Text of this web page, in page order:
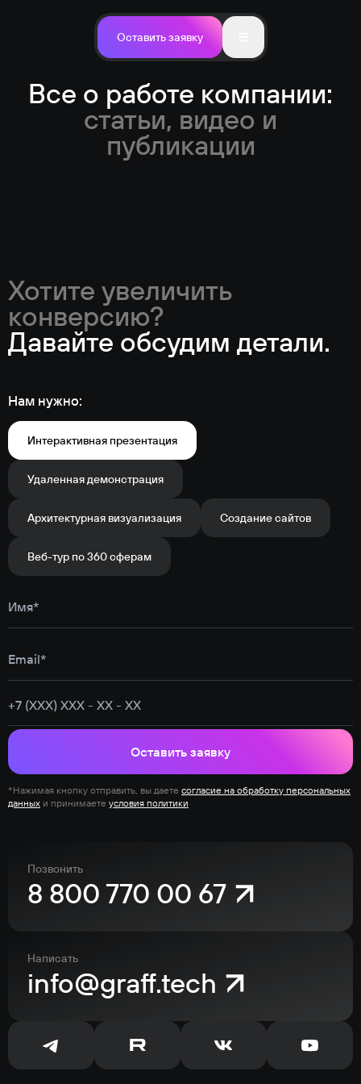
Оставить заявку
Все о работе компании:
статьи, видео и
публикации
Хотите увеличить
конверсию?
Давайте обсудим детали.
Нам нужно:
Интерактивная презентация
Удаленная демонстрация
Архитектурная визуализация Создание сайтов
Веб-тур по 360 сферам
Оставить заявку
*Нажимая кнопку отправить, вы даете согласие на обработку персональных
данных и принимаете условия политики
Позвонить
8 800 770 00 67
Написать
info@graff.tech